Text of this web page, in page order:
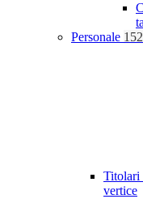
Personale 152
Titolari
vertice